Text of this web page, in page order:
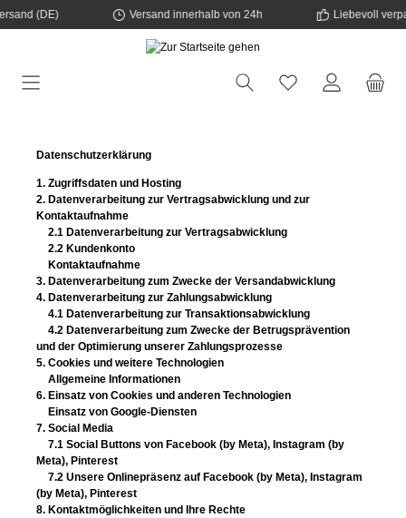
springen
(DE) Versand innerhalb von 24h Liebevoll
Datenschutzerklärung
1. Zugriffsdaten und Hosting
2. Datenverarbeitung zur Vertragsabwicklung und zur
Kontaktaufnahme
2.1 Datenverarbeitung zur Vertragsabwicklung
2.2 Kundenkonto
Kontaktaufnahme
3. Datenverarbeitung zum Zwecke der Versandabwicklung
4. Datenverarbeitung zur Zahlungsabwicklung
4.1 Datenverarbeitung zur Transaktionsabwicklung
4.2 Datenverarbeitung zum Zwecke der Betrugsprävention
und der Optimierung unserer Zahlungsprozesse
5. Cookies und weitere Technologien
Allgemeine Informationen
6. Einsatz von Cookies und anderen Technologien
Einsatz von Google-Diensten
7. Social Media
7.1 Social Buttons von Facebook (by Meta), Instagram (by
Meta), Pinterest
7.2 Unsere Onlinepräsenz auf Facebook (by Meta), Instagram
(by Meta), Pinterest
8. Kontaktmöglichkeiten und Ihre Rechte